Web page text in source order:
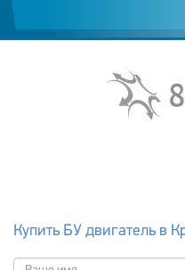
Купить БУ двигатель в